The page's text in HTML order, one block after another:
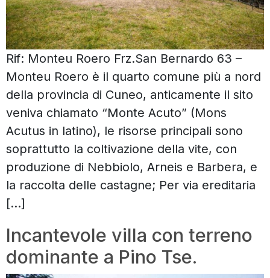
Rif: Monteu Roero Frz.San Bernardo 63 –
Monteu Roero è il quarto comune più a nord
della provincia di Cuneo, anticamente il sito
veniva chiamato “Monte Acuto” (Mons
Acutus in latino), le risorse principali sono
soprattutto la coltivazione della vite, con
produzione di Nebbiolo, Arneis e Barbera, e
la raccolta delle castagne; Per via ereditaria
[…]
Incantevole villa con terreno
dominante a Pino Tse.